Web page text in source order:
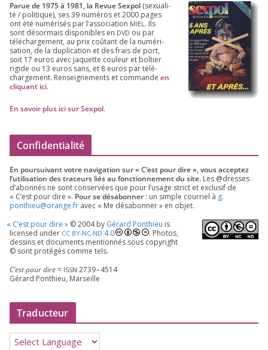
Parue de 1975à 1981, la Revue Sex­pol (sexua­li­
té /​ poli­tique), ses39 numé­ros et2000 pages
ont été numé­ri­sés par l’as­so­cia­tion MIEL. Ils
sont désor­mais dis­po­nibles en DVD ou par
télé­char­ge­ment, au prix coû­tant de la numé­ri­
sa­tion, de la dupli­ca­tion et des frais de port,
soit 17 euros avec jaquette cou­leur et boî­tier
rigide ou 13 euros sans, et 8 euros par télé­
char­ge­ment. Ren­sei­gne­ments et com­mande en
cli­quant ici.
En savoir plus ici sur Sexpol.
Confidentialité
En pour­sui­vant votre navi­ga­tion sur « C’est pour dire », vous accep­tez
l’utilisation des tra­ceurs liés au fonc­tion­ne­ment du site. Les @dresses
d’a­bon­nés ne sont conser­vées que pour l’u­sage strict et exclu­sif de
« C’est pour dire ». Pour se désa­bon­ner : un simple cour­riel à g.​
ponthieu@​orange.​fr avec « Me désa­bon­ner » en objet.
« C’est pour dire » ©2004by Gérard Ponthieu is
licen­sed under CC BY-NC-ND 4.0
. Photos,
des­sins et docu­ments men­tion­nés sous copy­right
© sont pro­té­gés comme tels.
C’est pour dire= ISSN 2739–4514
Gérard Ponthieu, Marseille
Traducteur